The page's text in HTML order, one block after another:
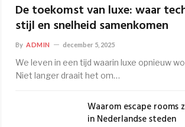
De toekomst van luxe: waar
stijl en snelheid samenkomen
By ADMIN december 5, 2025
We leven in een tijd waarin luxe opnieuw
Niet langer draait het om…
Waarom escape rooms
in Nederlandse steden